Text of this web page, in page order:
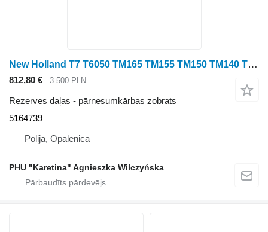
New Holland T7 T6050 TM165 TM155 TM150 TM140 TM145 Koło Zębate 5164739 pārnesumkārbas zobrats paredzēts New Holland T7 T6050 TM165 TM155 TM150 TM140 TM145 riteņtraktora
812,80 € 3 500 PLN
Rezerves daļas - pārnesumkārbas zobrats
5164739
Polija, Opalenica
PHU "Karetina" Agnieszka Wilczyńska